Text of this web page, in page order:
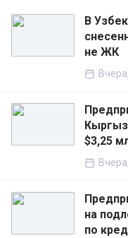
В
не ЖК
$3,25
на
по